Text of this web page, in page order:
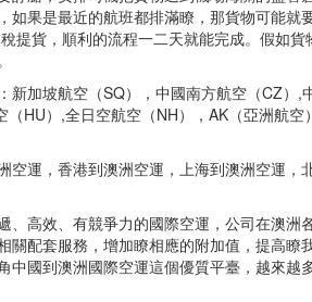
果是最近的航班都排滿瞭，那貨物可能就
提貨，順利的流程一二天就能完成。假如貨
新加坡航空（SQ），中國南方航空（CZ）,
HU）,全日空航空（NH），AK（亞洲航空
運，香港到澳洲空運，上海到澳洲空運，
高效、有競爭力的國際空運，公司在澳洲
配套服務，增加瞭相應的附加值，提高瞭
中國到澳洲國際空運這個優質平臺，越來越